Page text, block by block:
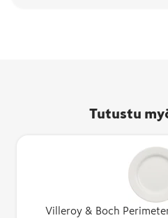
Tutustu
Villeroy & Boch